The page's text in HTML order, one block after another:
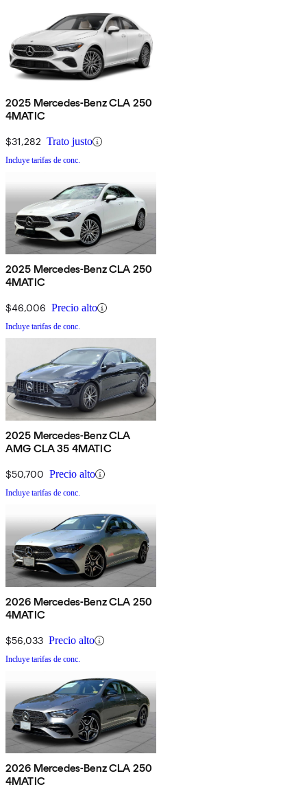
2025 Mercedes-Benz CLA 250
4MATIC
$31,282 Trato justo
Incluye tarifas de conc.
2025 Mercedes-Benz CLA 250
4MATIC
$46,006 Precio alto
Incluye tarifas de conc.
2025 Mercedes-Benz CLA
AMG CLA 35 4MATIC
$50,700 Precio alto
Incluye tarifas de conc.
2026 Mercedes-Benz CLA 250
4MATIC
$56,033 Precio alto
Incluye tarifas de conc.
2026 Mercedes-Benz CLA 250
4MATIC